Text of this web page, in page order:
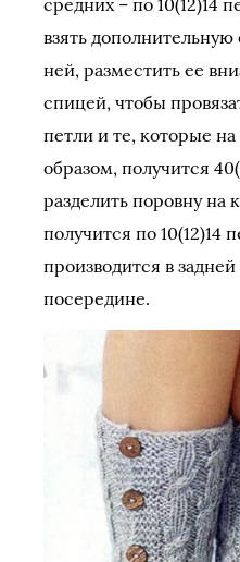
средних – по 10(12)14
взять
ней, разместить ее
спицей, чтобы
петли и те, которые
образом, получится
разделить поровну на
получится по 10(12)14
производится в
посередине.